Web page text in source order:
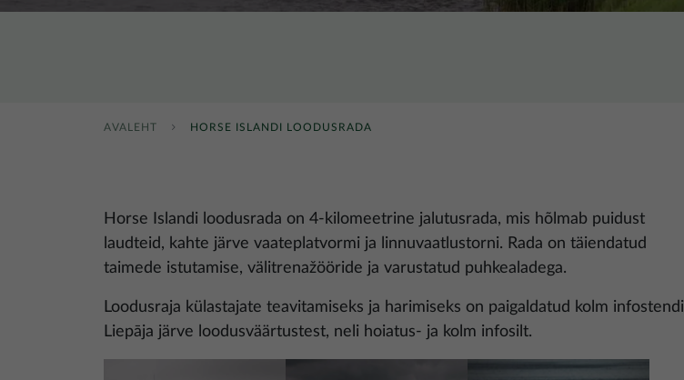
AVALEHT HORSE ISLANDI LOODUSRADA
Horse Islandi loodusrada on 4-kilomeetrine jalutusrada, mis hõlmab puidust
laudteid, kahte järve vaateplatvormi ja linnuvaatlustorni. Rada on täiendatud
taimede istutamise, välitrenažööride ja varustatud puhkealadega.
Loodusraja külastajate teavitamiseks ja harimiseks on paigaldatud kolm infostendi
Liepāja järve loodusväärtustest, neli hoiatus- ja kolm infosilt.